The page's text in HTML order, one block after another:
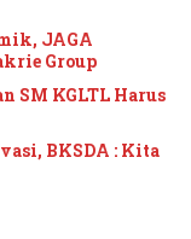
JAGA
Group
SM KGLTL Harus
BKSDA : Kita